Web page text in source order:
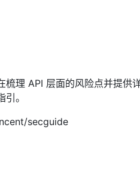
梳理 API 层面的风险点并提供
。
secguide